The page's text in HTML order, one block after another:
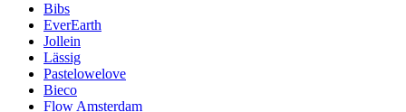
Bibs
EverEarth
Jollein
Lässig
Pastelowelove
Bieco
Flow Amsterdam